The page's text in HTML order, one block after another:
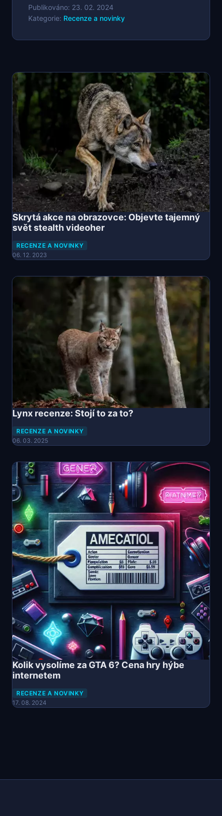
Publikováno: 23. 02. 2024
Kategorie: Recenze a novinky
Skrytá akce na obrazovce: Objevte tajemný
svět stealth videoher
RECENZE A NOVINKY
06. 12. 2023
Lynx recenze: Stojí to za to?
RECENZE A NOVINKY
06. 03. 2025
Kolik vysolíme za GTA 6? Cena hry hýbe
internetem
RECENZE A NOVINKY
17. 08. 2024